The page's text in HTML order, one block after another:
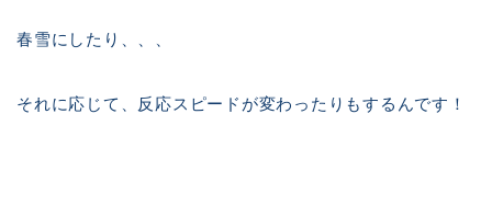
春雪にしたり、、、
それに応じて、反応スピードが変わったりもするんです！